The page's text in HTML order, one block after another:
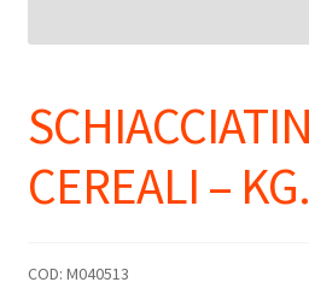
CEREALI –
COD: M040513